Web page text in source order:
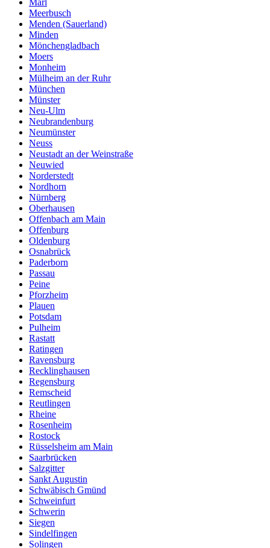
Meerbusch
Menden (Sauerland)
Minden
Mönchengladbach
Moers
Monheim
Mülheim an der Ruhr
München
Münster
Neu-Ulm
Neubrandenburg
Neumünster
Neuss
Neustadt an der Weinstraße
Neuwied
Norderstedt
Nordhorn
Nürnberg
Oberhausen
Offenbach am Main
Offenburg
Oldenburg
Osnabrück
Paderborn
Passau
Peine
Pforzheim
Plauen
Potsdam
Pulheim
Rastatt
Ratingen
Ravensburg
Recklinghausen
Regensburg
Remscheid
Reutlingen
Rheine
Rosenheim
Rostock
Rüsselsheim am Main
Saarbrücken
Salzgitter
Sankt Augustin
Schwäbisch Gmünd
Schweinfurt
Schwerin
Siegen
Sindelfingen
Solingen